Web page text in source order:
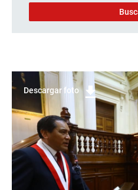
Descargar foto